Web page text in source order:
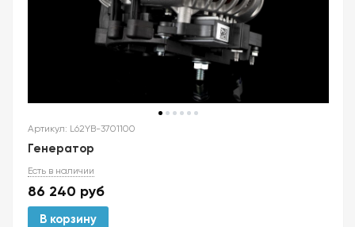
Артикул: L62YB-3701100
Генератор
Есть в наличии
86 240 руб
В корзину